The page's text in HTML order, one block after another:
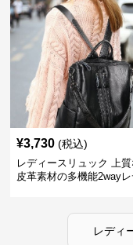
¥3,730 (税込)
レディースリュック 上
皮革素材の多機能2way
レディ